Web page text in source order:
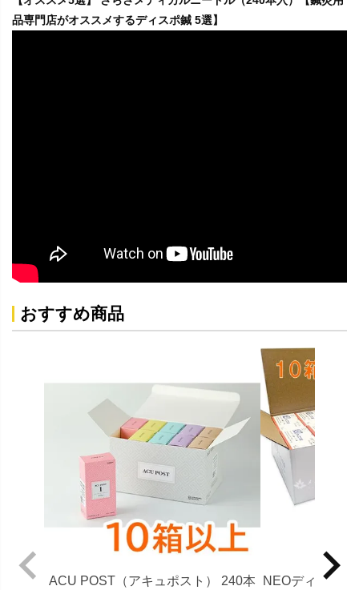
品専門店がオススメするディスポ鍼 5選】
おすすめ商品
ACU POST（アキュポスト） 240本
NEOディスポ